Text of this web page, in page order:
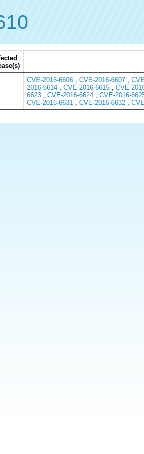
CVE-2016-6606, CVE-2016-6607,
2016-6614, CVE-2016-6615, CVE-
6623, CVE-2016-6624, CVE-2016-
CVE-2016-6631, CVE-2016-6632,